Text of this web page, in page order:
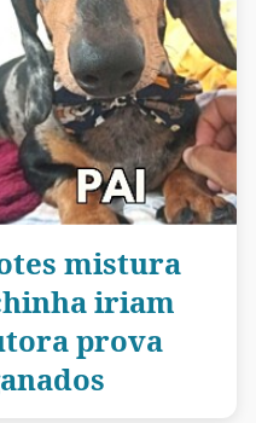
mistura
iriam
prova